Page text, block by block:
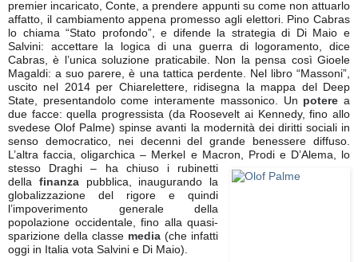
premier incaricato, Conte, a prendere appunti su come non attuarlo
affatto, il cambiamento appena promesso agli elettori. Pino Cabras
lo chiama “Stato profondo”, e difende la strategia di Di Maio e
Salvini: accettare la logica di una guerra di logoramento, dice
Cabras, è l’unica soluzione praticabile. Non la pensa così Gioele
Magaldi: a suo parere, è una tattica perdente. Nel libro “Massoni”,
uscito nel 2014 per Chiarelettere, ridisegna la mappa del Deep
State, presentandolo come interamente massonico. Un potere a
due facce: quella progressista (da Roosevelt ai Kennedy, fino allo
svedese Olof Palme) spinse avanti la modernità dei diritti sociali in
senso democratico, nei decenni del grande benessere diffuso.
L’altra faccia, oligarchica – Merkel e Macron, Prodi e D’Alema, lo
stesso Draghi – ha chiuso i rubinetti
della finanzapubblica, inaugurando la
globalizzazione del rigore e quindi
l’impoverimento generale della
popolazione occidentale, fino alla quasi-
sparizione della classe media (che infatti
oggi in Italia vota Salvini e Di Maio).